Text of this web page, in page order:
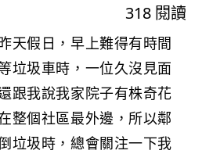
318 閱讀
天假日，早上難得有時間
垃圾車時，一位久沒見面
跟我說我家院子有株奇花
整個社區最外邊，所以鄰
垃圾時，總會關注一下我